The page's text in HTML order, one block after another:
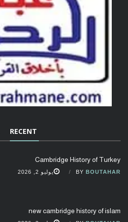
RECENT
Cambridge History of Turkey
BY BOUTAHAR يوليو 2, 2026
new cambridge history of islam